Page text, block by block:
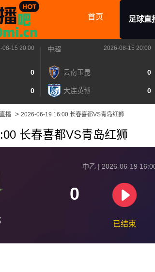
首页 足球直
08-15 20:00
0
0
中超 2026-08-15 20:00
云南玉昆 0
大连英博 0
播 > 2026-06-19 16:00 长春喜都VS青岛红狮
长春喜都VS青岛红狮
中乙 | 2026-06-19
0
已结束